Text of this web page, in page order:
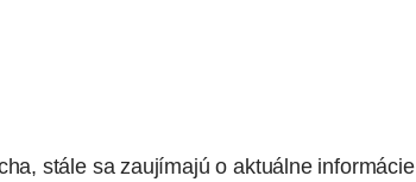
stále sa zaujímajú o aktuálne informácie